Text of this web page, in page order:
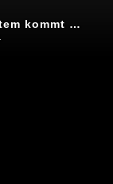
Marc Friedrich: Neues Geldsystem kommt & eine goldene Zukunft!